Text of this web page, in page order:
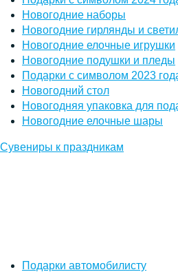
Новогодние наборы
Новогодние гирлянды и
Новогодние елочные игрушки
Новогодние подушки и пледы
Подарки с символом 2023
Новогодний стол
Новогодняя упаковка для
Новогодние елочные шары
Сувениры к праздникам
Подарки автомобилисту